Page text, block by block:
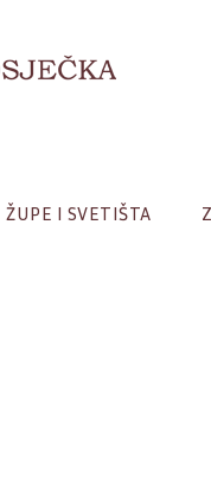
ŽUPE I SVETIŠTA